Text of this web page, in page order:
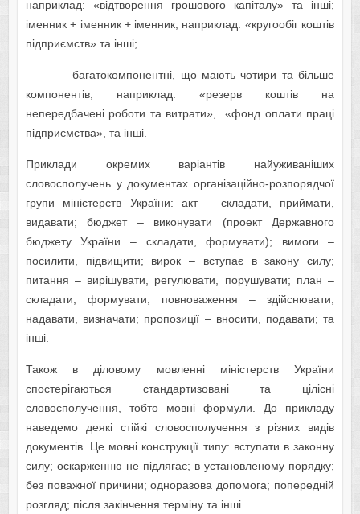
наприклад: «відтворення грошового капіталу» та інші;
іменник + іменник + іменник, наприклад: «кругообіг коштів
підприємств» та інші;
– багатокомпонентні, що мають чотири та більше
компонентів, наприклад: «резерв коштів на
непередбачені роботи та витрати», «фонд оплати праці
підприємства», та інші.
Приклади окремих варіантів найуживаніших
словосполучень у документах організаційно-розпорядчої
групи міністерств України: акт – складати, приймати,
видавати; бюджет – виконувати (проект Державного
бюджету України – складати, формувати); вимоги –
посилити, підвищити; вирок – вступає в закону силу;
питання – вирішувати, регулювати, порушувати; план –
складати, формувати; повноваження – здійснювати,
надавати, визначати; пропозиції – вносити, подавати; та
інші.
Також в діловому мовленні міністерств України
спостерігаються стандартизовані та цілісні
словосполучення, тобто мовні формули. До прикладу
наведемо деякі стійкі словосполучення з різних видів
документів. Це мовні конструкції типу: вступати в законну
силу; оскарженню не підлягає; в установленому порядку;
без поважної причини; одноразова допомога; попередній
розгляд; після закінчення терміну та інші.